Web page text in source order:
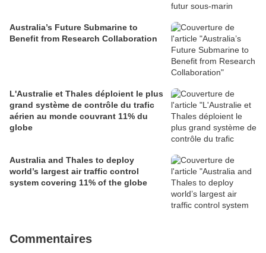
Australia’s Future Submarine to
Benefit from Research Collaboration
L'Australie et Thales déploient le plus
grand système de contrôle du trafic
aérien au monde couvrant 11% du
globe
Australia and Thales to deploy
world’s largest air traffic control
system covering 11% of the globe
Commentaires